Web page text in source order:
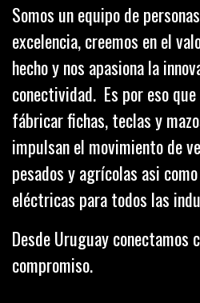
Somos un equipo de
excelencia, creemos en el
hecho y nos apasiona la
conectividad. Es por eso
fábricar fichas, teclas y
impulsan el movimiento de
pesados y agrícolas asi
eléctricas para todos las
Desde Uruguay conectamos
compromiso.